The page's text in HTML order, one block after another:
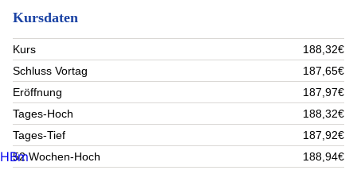
Kursdaten
Kurs
188,32€
Schluss Vortag
187,65€
Eröffnung
187,97€
Tages-Hoch
188,32€
Tages-Tief
187,92€
52 Wochen-Hoch
188,94€
HBm